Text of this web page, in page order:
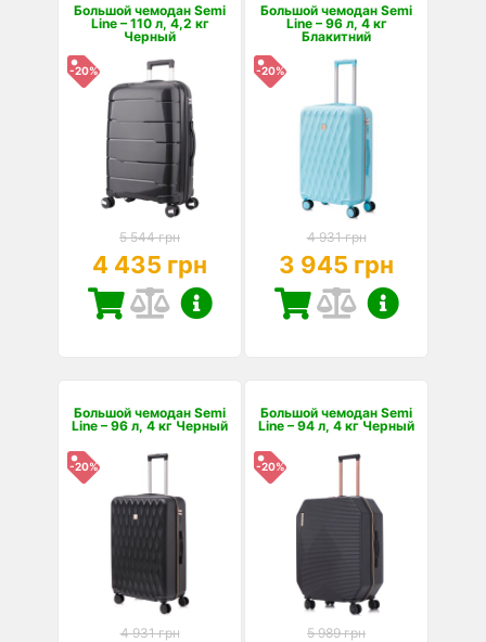
Большой чемодан Semi
Line – 110 л, 4,2 кг
Черный
-20%
5 544 грн
4 435 грн
Большой чемодан Semi
Line – 96 л, 4 кг
Блакитний
-20%
4 931 грн
3 945 грн
Большой чемодан Semi
Line – 96 л, 4 кг Черный
-20%
4 931 грн
Большой чемодан Semi
Line – 94 л, 4 кг Черный
-20%
5 989 грн